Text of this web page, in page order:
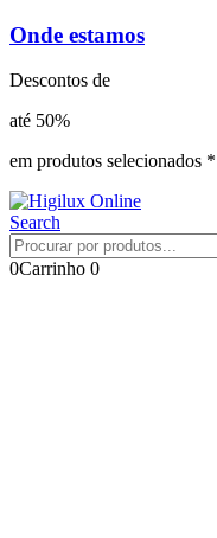
Onde estamos
Descontos de
até 50%
em produtos selecionados *
Search
0Carrinho 0